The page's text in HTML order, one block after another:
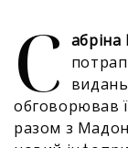
С
обговорював
разом з